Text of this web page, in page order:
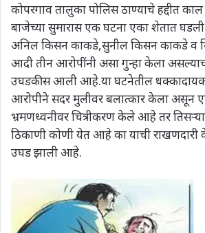
कोपरगाव तालुका पोलिस ठाण्याचे हद्दीत
बाजेच्या सुमारास एक घटना एका शेतात
अनिल किसन काकडे,सुनील किसन काकडे व
आदी तीन आरोपींनी असा गुन्हा केला
उघडकीस आली आहे.या घटनेतील
आरोपीने सदर मुलीवर बलात्कार केला असून
भ्रमणध्वनीवर चित्रीकरण केले आहे तर
ठिकाणी कोणी येत आहे का याची राखणदारी
उघड झाली आहे.